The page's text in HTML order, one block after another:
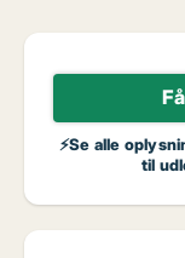
⚡Se alle
til